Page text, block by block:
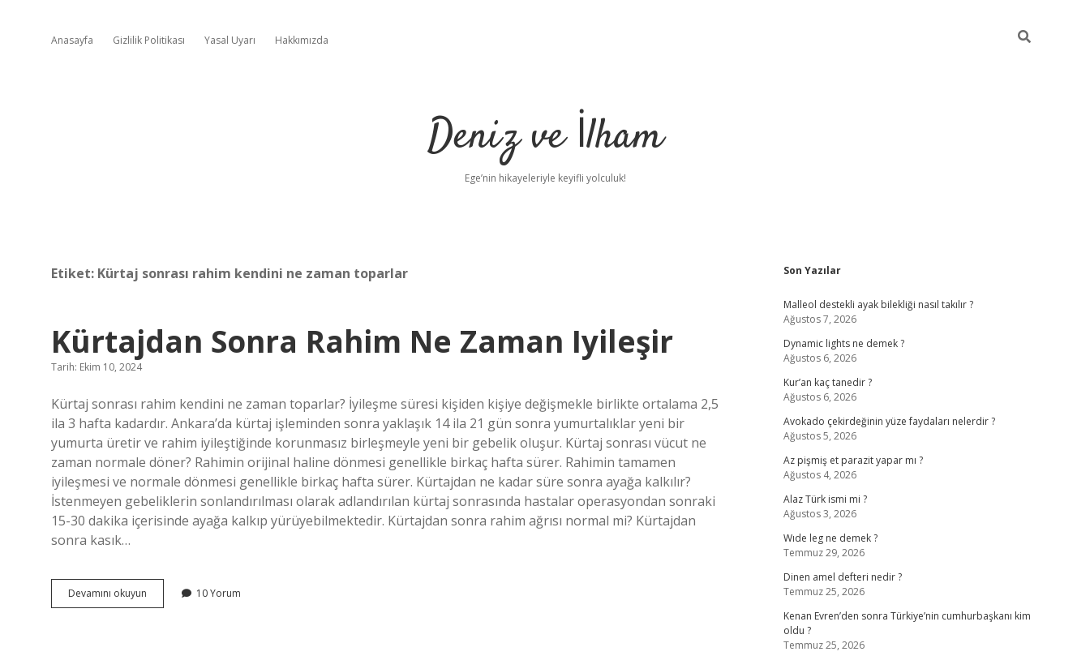
Anasayfa Gizlilik Politikası Yasal Uyarı Hakkımızda
Deniz ve İlham
Ege’nin hikayeleriyle keyifli yolculuk!
Etiket: Kürtaj sonrası rahim kendini ne zaman toparlar
Kürtajdan Sonra Rahim Ne Zaman Iyileşir
Tarih: Ekim 10, 2024
Kürtaj sonrası rahim kendini ne zaman toparlar? İyileşme süresi kişiden kişiye değişmekle birlikte ortalama 2,5
ila 3 hafta kadardır. Ankara’da kürtaj işleminden sonra yaklaşık 14 ila 21 gün sonra yumurtalıklar yeni bir
yumurta üretir ve rahim iyileştiğinde korunmasız birleşmeyle yeni bir gebelik oluşur. Kürtaj sonrası vücut ne
zaman normale döner? Rahimin orijinal haline dönmesi genellikle birkaç hafta sürer. Rahimin tamamen
iyileşmesi ve normale dönmesi genellikle birkaç hafta sürer. Kürtajdan ne kadar süre sonra ayağa kalkılır?
İstenmeyen gebeliklerin sonlandırılması olarak adlandırılan kürtaj sonrasında hastalar operasyondan sonraki
15-30 dakika içerisinde ayağa kalkıp yürüyebilmektedir. Kürtajdan sonra rahim ağrısı normal mi? Kürtajdan
sonra kasık…
Devamını okuyun Kürtajdan
Sonra
10 Yorum
Sidebar
Son Yazılar
Malleol destekli ayak bilekliği nasıl takılır ?
Ağustos 7, 2026
Dynamic lights ne demek ?
Ağustos 6, 2026
Kur’an kaç tanedir ?
Ağustos 6, 2026
Avokado çekirdeğinin yüze faydaları nelerdir ?
Ağustos 5, 2026
Az pişmiş et parazit yapar mı ?
Ağustos 4, 2026
Alaz Türk ismi mi ?
Ağustos 3, 2026
Wıde leg ne demek ?
Temmuz 29, 2026
Dinen amel defteri nedir ?
Temmuz 25, 2026
Kenan Evren’den sonra Türkiye’nin cumhurbaşkanı kim
oldu ?
Temmuz 25, 2026